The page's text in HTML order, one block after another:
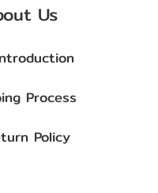
Us
Process
Policy